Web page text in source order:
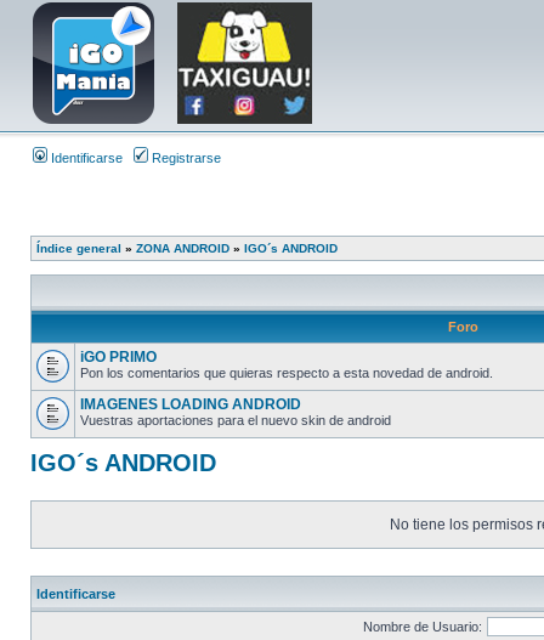
Identificarse Registrarse
Índice general » ZONA ANDROID » IGO´s ANDROID
Foro
iGO PRIMO
Pon los comentarios que quieras respecto a esta novedad de android.
IMAGENES LOADING ANDROID
Vuestras aportaciones para el nuevo skin de android
IGO´s ANDROID
No tiene los permisos
Identificarse
Nombre de Usuario: